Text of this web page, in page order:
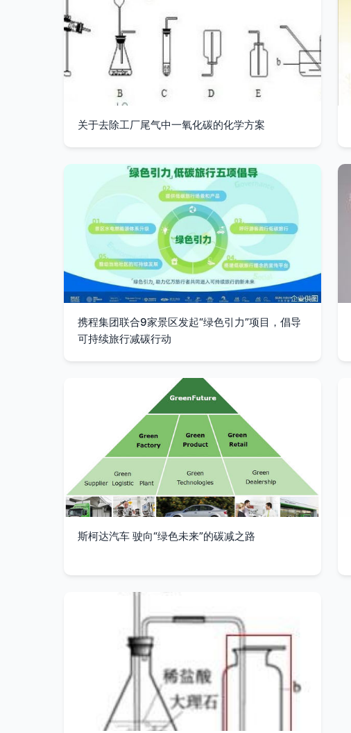
关于去除工厂尾气中一氧化碳的化学方案
携程集团联合9家景区发起“绿色引力”项目，倡导
可持续旅行减碳行动
斯柯达汽车 驶向“绿色未来”的碳减之路